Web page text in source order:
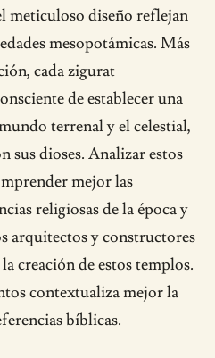
meticuloso diseño reflejan
mesopotámicas. Más
cada zigurat
de establecer una
terrenal y el celestial,
sus dioses. Analizar estos
mejor las
religiosas de la época y
arquitectos y constructores
creación de estos templos.
contextualiza mejor la
bíblicas.